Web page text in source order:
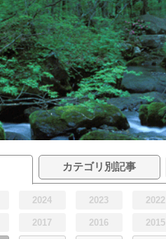
カテゴリ別記事
2024 2023 2022
2017 2016 2015